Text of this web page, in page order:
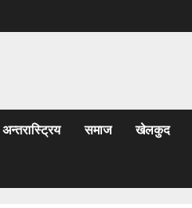
अन्तरास्ट्रिय समाज खेलकुद